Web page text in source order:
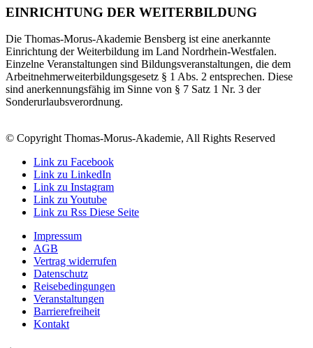
EINRICHTUNG DER WEITERBILDUNG
Die Thomas-Morus-Akademie Bensberg ist eine anerkannte
Einrichtung der Weiterbildung im Land Nordrhein-Westfalen.
Einzelne Veranstaltungen sind Bildungsveranstaltungen, die dem
Arbeitnehmerweiterbildungsgesetz § 1 Abs. 2 entsprechen. Diese
sind anerkennungsfähig im Sinne von § 7 Satz 1 Nr. 3 der
Sonderurlaubsverordnung.
© Copyright Thomas-Morus-Akademie, All Rights Reserved
Link zu Facebook
Link zu LinkedIn
Link zu Instagram
Link zu Youtube
Link zu Rss Diese Seite
Impressum
AGB
Vertrag widerrufen
Datenschutz
Reisebedingungen
Veranstaltungen
Barrierefreiheit
Kontakt